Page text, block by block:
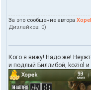
п
ь
о
в
т
За это сообщение автора
Дизлайков: 0)
Кого я вижу! Надо же!
и подлый Биллибой, koziol